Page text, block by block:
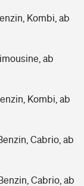
Kombi, ab
ab
Kombi, ab
Cabrio, ab
Cabrio, ab